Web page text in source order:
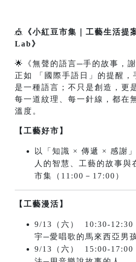
🎪
《小紅豆市集｜工藝生活
Lab》
🌟《無聲的語言─手的故事，
正如 「國際手語日」的提醒，
是一種語言；不只是創造，更
每一道紋理、每一針線，都在
溫度。
【工藝好市】
以「知識 × 傳遞 × 感謝
人的智慧、工藝的故事與
市集（11:00－17:00）
【工藝漫活】
9/13（六） 10:30-12:30
宇─愛唱歌的馬來西亞男
9/13（六） 15:00-17:00